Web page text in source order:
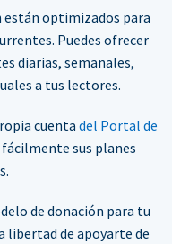
optimizados para
Puedes ofrecer
diarias, semanales,
a tus lectores.
cuenta del Portal de
sus planes
de donación para tu
libertad de apoyarte de